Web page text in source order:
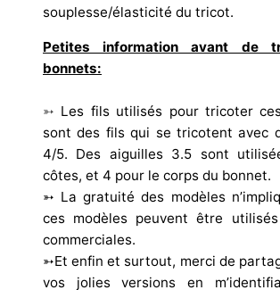
souplesse/élasticité du tricot.
Petites information avant de
bonnets:
➳ Les fils utilisés pour tricoter
sont des fils qui se tricotent avec
4/5. Des aiguilles 3.5 sont
côtes, et 4 pour le corps du bonnet.
➳ La gratuité des modèles
ces modèles peuvent être
commerciales.
➳Et enfin et surtout, merci de
vos jolies versions en